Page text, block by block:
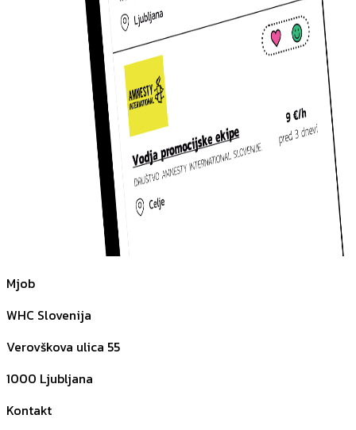
Mjob
WHC Slovenija
Verovškova ulica 55
1000 Ljubljana
Kontakt